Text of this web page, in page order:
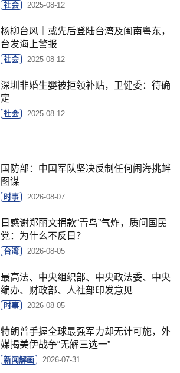
社会 2025-08-12
杨柳台风｜或先后登陆台湾及闽南粤东，
台发海上警报
社会 2025-08-12
深圳非婚生婴被拒领补贴，卫健委：待确
定
社会 2025-08-12
国防部：中国军队坚决反制任何闹海挑衅
图谋
时事 2026-08-07
日感谢郑丽文捐款“青鸟”气炸，质问国民
党：为什么不反日？
台湾 2026-08-05
最高法、中央组织部、中央政法委、中央
编办、财政部、人社部印发意见
时事 2026-08-05
特朗普手握全球最强军力却无计可施，外
媒揭美伊战争“无解三选一”
新闻解画 2026-07-31